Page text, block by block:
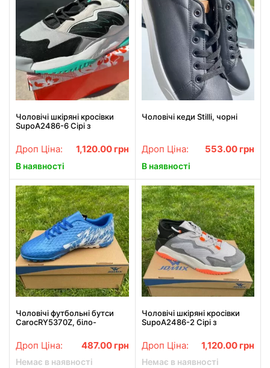
Чоловічі шкіряні кросівки
SupoA2486-6 Сірі з
Дроп Ціна: 1,120.00 грн
В наявності
Чоловічі кеди Stilli, чорні
Дроп Ціна: 553.00 грн
В наявності
Чоловічі футбольні бутси
CarocRY5370Z, біло-
Дроп Ціна: 487.00 грн
Немає в наявності
Чоловічі шкіряні кросівки
SupoA2486-2 Сірі з
Дроп Ціна: 1,120.00 грн
Немає в наявності